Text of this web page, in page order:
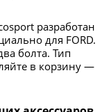
разработан
для FORD.
болта. Тип
в корзину —